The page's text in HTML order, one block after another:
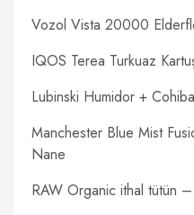
Vozol Vista 20000
IQOS Terea Turkuaz
Lubinski Humidor +
Manchester Blue Mist
Nane
RAW Organic ithal tütün